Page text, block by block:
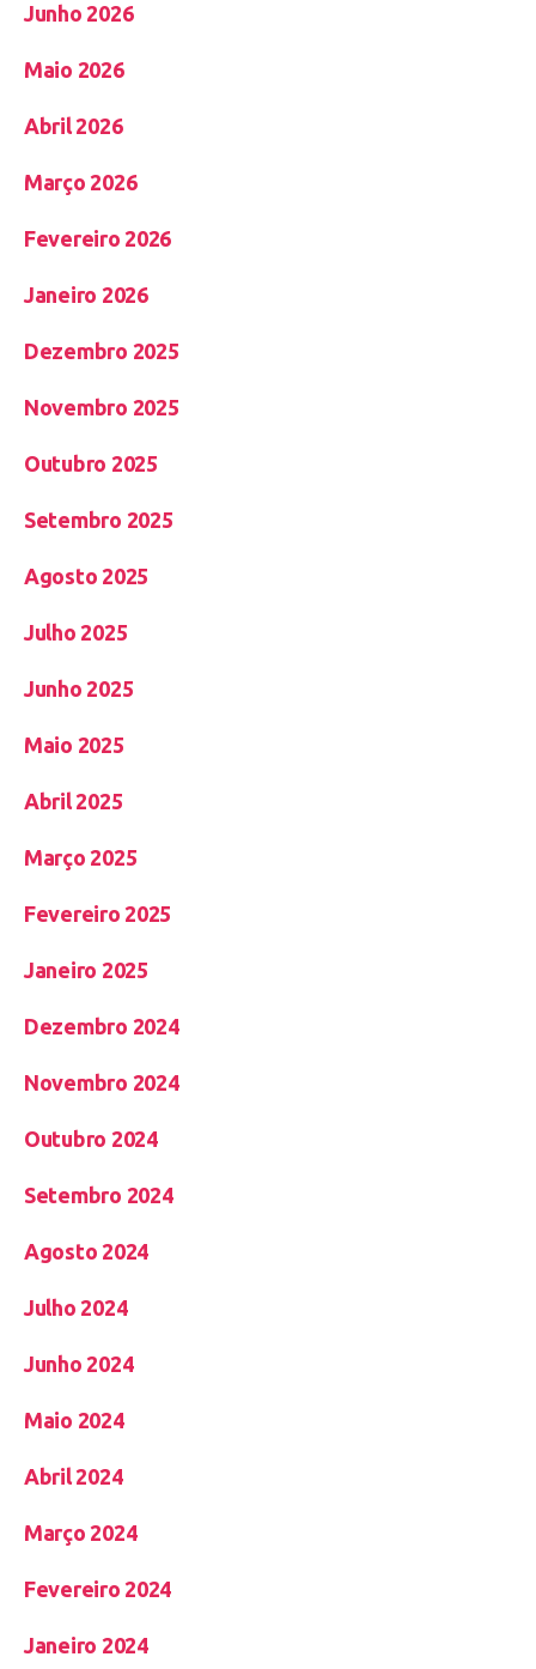
Junho 2026
Maio 2026
Abril 2026
Março 2026
Fevereiro 2026
Janeiro 2026
Dezembro 2025
Novembro 2025
Outubro 2025
Setembro 2025
Agosto 2025
Julho 2025
Junho 2025
Maio 2025
Abril 2025
Março 2025
Fevereiro 2025
Janeiro 2025
Dezembro 2024
Novembro 2024
Outubro 2024
Setembro 2024
Agosto 2024
Julho 2024
Junho 2024
Maio 2024
Abril 2024
Março 2024
Fevereiro 2024
Janeiro 2024